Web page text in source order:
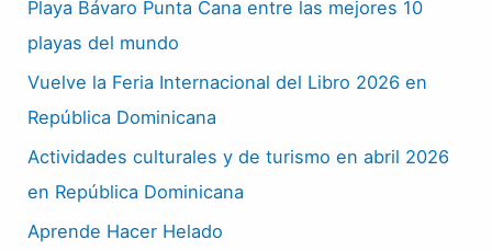
Playa Bávaro Punta Cana entre las mejores 10
playas del mundo
Vuelve la Feria Internacional del Libro 2026 en
República Dominicana
Actividades culturales y de turismo en abril 2026
en República Dominicana
Aprende Hacer Helado